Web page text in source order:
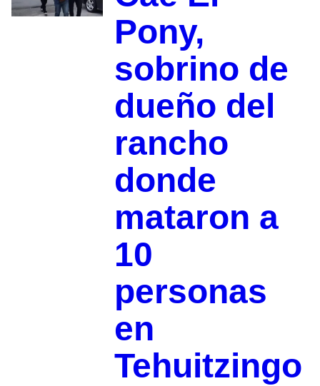
Pony,
sobrino de
dueño del
rancho
donde
mataron a
10
personas
en
Tehuitzingo